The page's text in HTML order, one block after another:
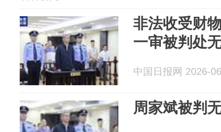
非法收受财
一审被判处
中国日报网 2026-
周家斌被判